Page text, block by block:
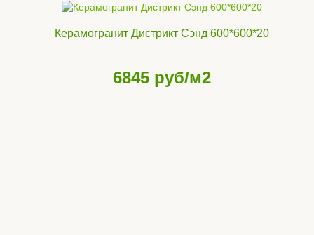
Керамогранит Дистрикт Сэнд 600*600*20
6845 руб/м2